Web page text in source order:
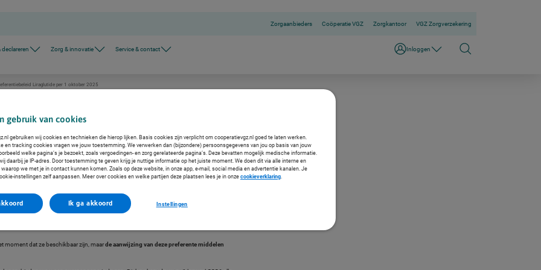
Zorgaanbieders Coöperatie VGZ Zorgkantoor VGZ Zorgverzekering
Zorg & innovatie Service & contact Inloggen
Liraglutide per 1 oktober 2025
1 oktober 2025
preferentiebeleid tijdig en goed te organiseren, hebben we onze systemen voorbereid
hebben gezorgd dat de middelen al vanaf 1 september 2025 als preferente middelen
moment dat ze beschikbaar zijn, maarde aanwijzing van deze preferente middelen
gebruik van cookies
gebruiken wij cookies en technieken die hierop lijken. Basis cookies zijn verplicht om cooperatievgz.nl goed te laten werken.
en tracking cookies vragen we jouw toestemming. We verwerken dan (bijzondere) persoonsgegevens van jou op basis van jouw
welke pagina’s je bezoekt, zoals vergoedingen- en zorg gerelateerde pagina’s. Deze bevatten mogelijk medische informatie.
daarbij je IP-adres. Door toestemming te geven krijg je nuttige informatie op het juiste moment. We doen dit via alle interne en
we met je in contact kunnen komen. Zoals op deze website, in onze app, e-mail, social media en advertentie kanalen. Je
instellingen zelf aanpassen. Meer over cookies en welke partijen deze plaatsen lees je in onze cookieverklaring.
Instellingen
Ik ga akkoord